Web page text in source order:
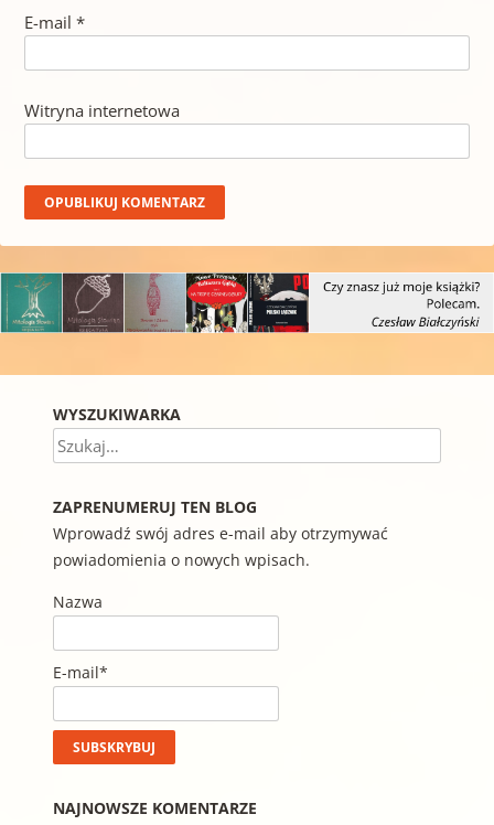
E-mail *
Witryna internetowa
WYSZUKIWARKA
Szukaj
ZAPRENUMERUJ TEN BLOG
Wprowadź swój adres e-mail aby otrzymywać
powiadomienia o nowych wpisach.
Nazwa
E-mail*
NAJNOWSZE KOMENTARZE